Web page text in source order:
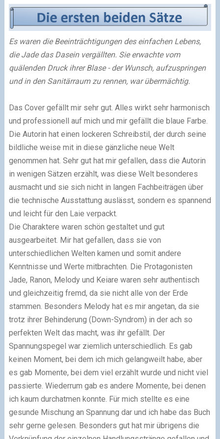
Es waren die Beeinträchtigungen des einfachen Lebens,
die Jade das Dasein vergällten. Sie erwachte vom
quälenden Druck ihrer Blase - der Wunsch, aufzuspringen
und in den Sanitärraum zu rennen, war übermächtig.
Das Cover gefällt mir sehr gut. Alles wirkt sehr harmonisch
und professionell auf mich und mir gefällt die blaue Farbe.
Die Autorin hat einen lockeren Schreibstil, der durch seine
bildliche weise mit in diese gänzliche neue Welt
genommen hat. Sehr gut hat mir gefallen, dass die Autorin
in wenigen Sätzen erzählt, was diese Welt besonderes
ausmacht und sie sich nicht in langen Fachbeiträgen über
die technische Ausstattung auslässt, sondern es spannend
und leicht für den Laie verpackt.
Die Charaktere waren schön gestaltet und gut
ausgearbeitet. Mir hat gefallen, dass sie von
unterschiedlichen Welten kamen und somit andere
Kenntnisse und Werte mitbrachten. Die Protagonisten
Jade, Ranon, Melody und Keiare waren sehr authentisch
und gleichzeitig fremd, da sie nicht alle von der Erde
stammen. Besonders Melody hat es mir angetan, da sie
trotz ihrer Behinderung (Down-Syndrom) in der ach so
perfekten Welt das macht, was ihr gefällt. Der
Spannungspegel war ziemlich unterschiedlich. Es gab
keinen Moment, bei dem ich mich gelangweilt habe, aber
es gab Momente, bei dem viel erzählt wurde und nicht viel
passierte. Wiederrum gab es andere Momente, bei denen
ich kaum durchatmen konnte. Für mich stellte es eine
gesunde Mischung an Spannung dar und ich habe das Buch
sehr gerne gelesen. Besonders gut hat mir übrigens die